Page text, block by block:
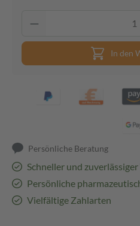
In den
Persönliche Beratung
Schneller und zuverlässiger
Persönliche
Vielfältige Zahlarten